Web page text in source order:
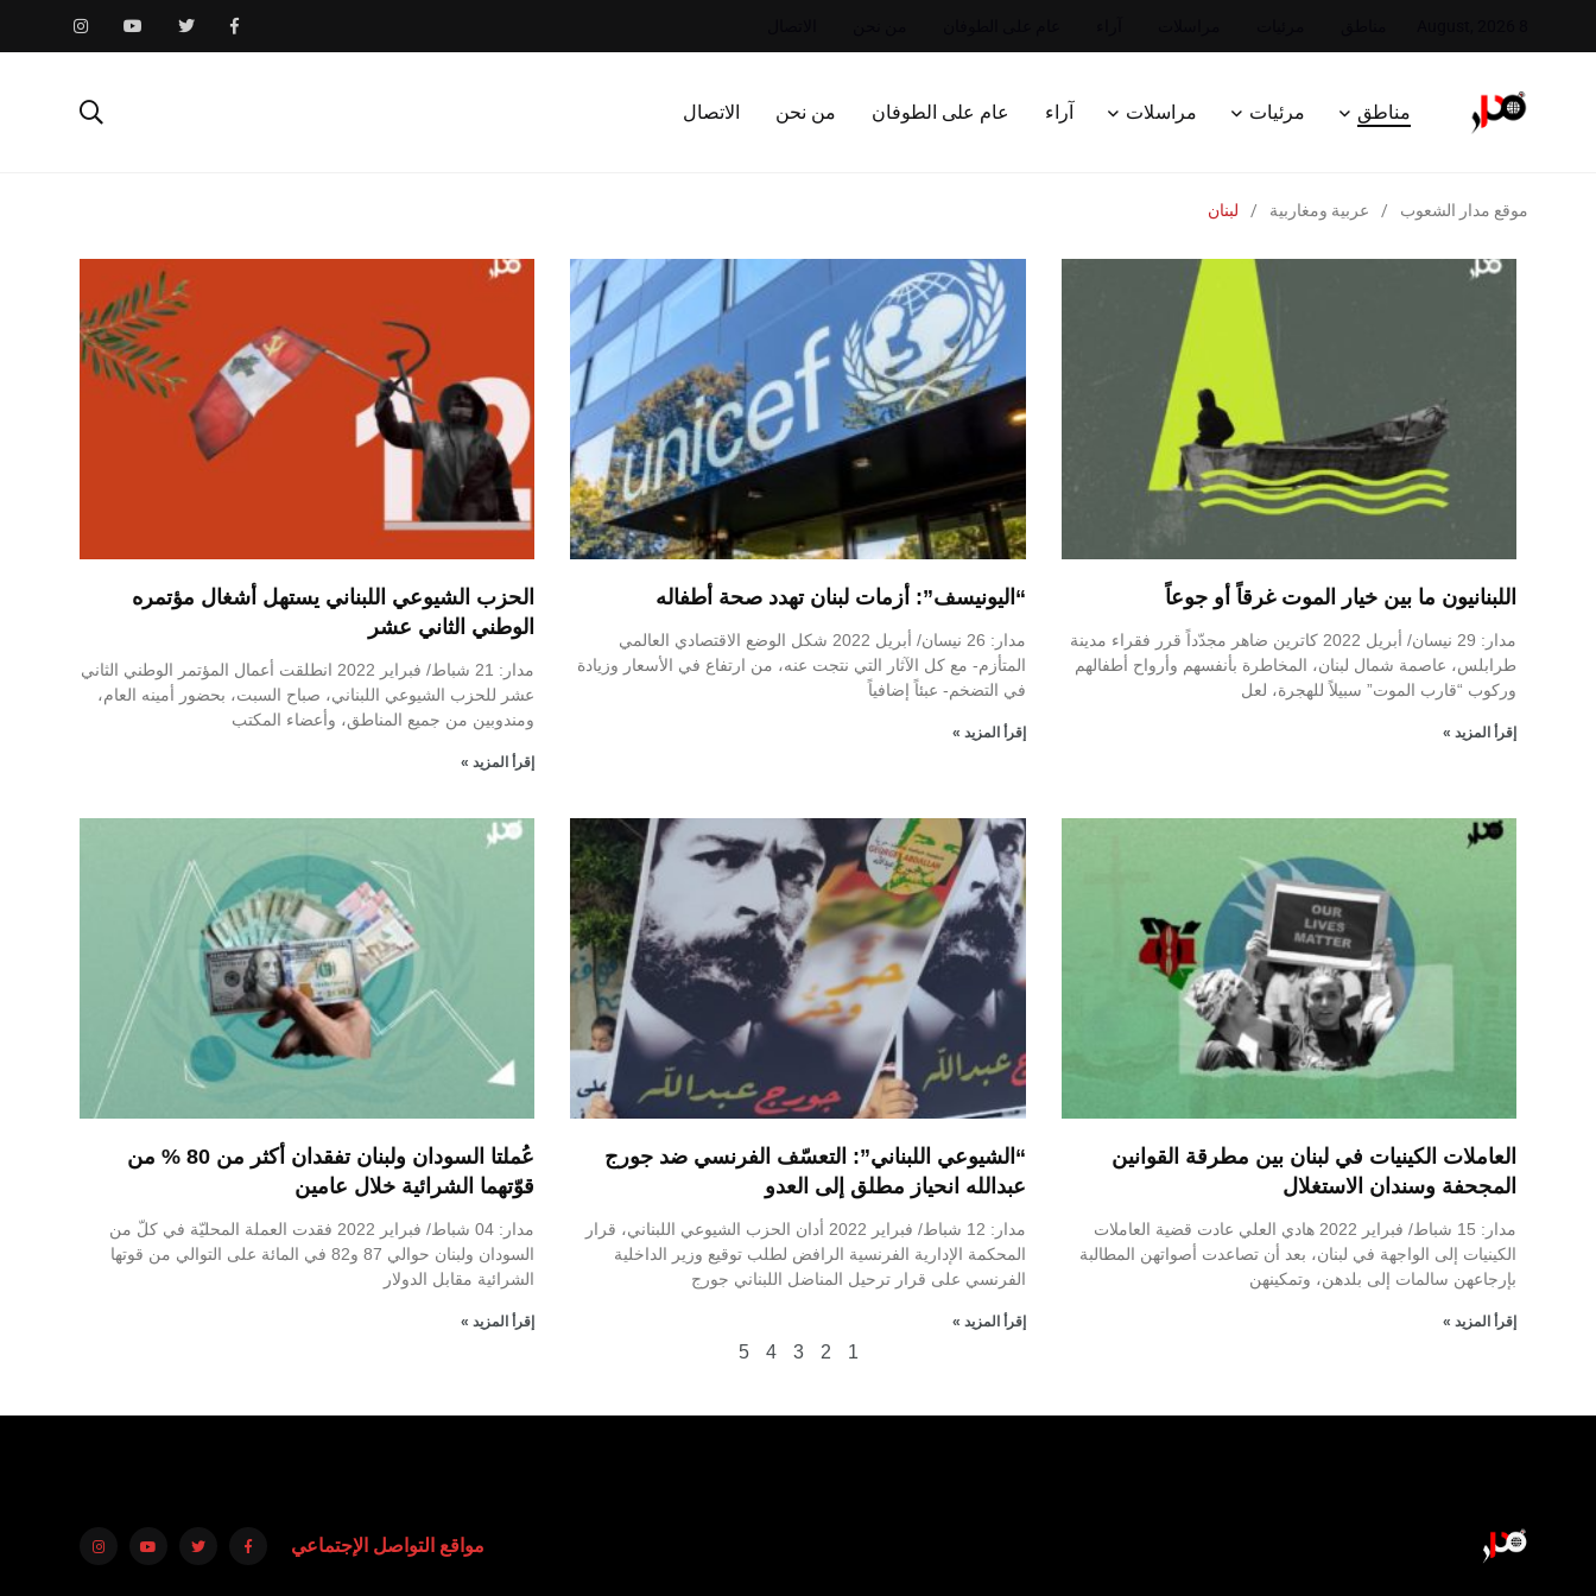
مناطق مرئيات مراسلات آراء عام على الطوفان من نحن الاتصال
موقع مدار الشعوب / عربية ومغاربية / لبنان
اللبنانيون ما بين خيار الموت غرقاً أو جوعاً
مدار: 29 نيسان/ أبريل 2022 كاترين ضاهر مجدّداً قرر فقراء مدينة
طرابلس، عاصمة شمال لبنان، المخاطرة بأنفسهم وأرواح أطفالهم
وركوب “قارب الموت” سبيلاً للهجرة، لعل
إقرأ المزيد »
“اليونيسف”: أزمات لبنان تهدد صحة أطفاله
مدار: 26 نيسان/ أبريل 2022 شكل الوضع الاقتصادي العالمي
المتأزم- مع كل الآثار التي نتجت عنه، من ارتفاع في الأسعار وزيادة
في التضخم- عبئاً إضافياً
إقرأ المزيد »
الحزب الشيوعي اللبناني يستهل أشغال مؤتمره
الوطني الثاني عشر
مدار: 21 شباط/ فبراير 2022 انطلقت أعمال المؤتمر الوطني الثاني
عشر للحزب الشيوعي اللبناني، صباح السبت، بحضور أمينه العام،
ومندوبين من جميع المناطق، وأعضاء المكتب
إقرأ المزيد »
العاملات الكينيات في لبنان بين مطرقة القوانين
المجحفة وسندان الاستغلال
مدار: 15 شباط/ فبراير 2022 هادي العلي عادت قضية العاملات
الكينيات إلى الواجهة في لبنان، بعد أن تصاعدت أصواتهن المطالبة
بإرجاعهن سالمات إلى بلدهن، وتمكينهن
إقرأ المزيد »
“الشيوعي اللبناني”: التعسّف الفرنسي ضد جورج
عبدالله انحياز مطلق إلى العدو
مدار: 12 شباط/ فبراير 2022 أدان الحزب الشيوعي اللبناني، قرار
المحكمة الإدارية الفرنسية الرافض لطلب توقيع وزير الداخلية
الفرنسي على قرار ترحيل المناضل اللبناني جورج
إقرأ المزيد »
عُملتا السودان ولبنان تفقدان أكثر من 80 % من
قوّتهما الشرائية خلال عامين
مدار: 04 شباط/ فبراير 2022 فقدت العملة المحليّة في كلّ من
السودان ولبنان حوالي 87 و82 في المائة على التوالي من قوتها
الشرائية مقابل الدولار
إقرأ المزيد »
1
2
3
4
5
مواقع التواصل الإجتماعي